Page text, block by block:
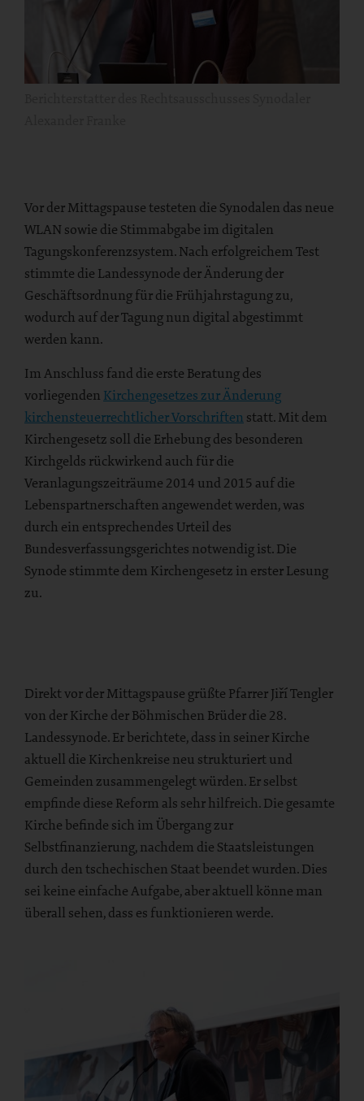
Vor der Mittagspause testeten die Synodalen das neue
WLAN sowie die Stimmabgabe im digitalen
Tagungskonferenzsystem. Nach erfolgreichem Test
stimmte die Landessynode der Änderung der
Geschäftsordnung für die Frühjahrstagung zu,
wodurch auf der Tagung nun digital abgestimmt
werden kann.
Im Anschluss fand die erste Beratung des
vorliegenden Kirchengesetzes zur Änderung
kirchensteuerrechtlicher Vorschriften statt. Mit dem
Kirchengesetz soll die Erhebung des besonderen
Kirchgelds rückwirkend auch für die
Veranlagungszeiträume 2014 und 2015 auf die
Lebenspartnerschaften angewendet werden, was
durch ein entsprechendes Urteil des
Bundesverfassungsgerichtes notwendig ist. Die
Synode stimmte dem Kirchengesetz in erster Lesung
zu.
Direkt vor der Mittagspause grüßte Pfarrer Jiří Tengler
von der Kirche der Böhmischen Brüder die 28.
Landessynode. Er berichtete, dass in seiner Kirche
aktuell die Kirchenkreise neu strukturiert und
Gemeinden zusammengelegt würden. Er selbst
empfinde diese Reform als sehr hilfreich. Die gesamte
Kirche befinde sich im Übergang zur
Selbstfinanzierung, nachdem die Staatsleistungen
durch den tschechischen Staat beendet wurden. Dies
sei keine einfache Aufgabe, aber aktuell könne man
überall sehen, dass es funktionieren werde.